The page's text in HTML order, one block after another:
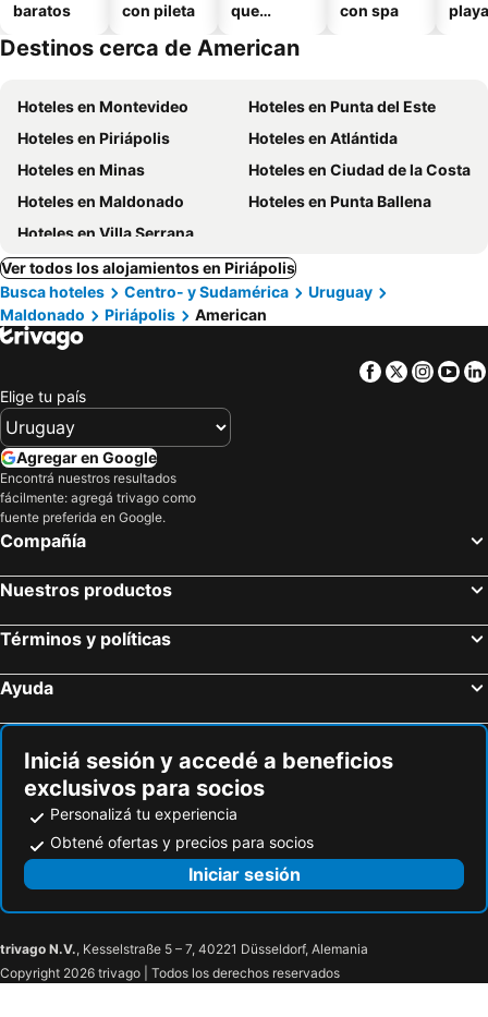
baratos
con pileta
que
mascotas
con spa
playa
Destinos cerca de American
Hoteles en Montevideo
Hoteles en Punta del Este
Hoteles en Piriápolis
Hoteles en Atlántida
Hoteles en Minas
Hoteles en Ciudad de la Costa
Hoteles en Maldonado
Hoteles en Punta Ballena
Hoteles en Villa Serrana
Ver todos los alojamientos en Piriápolis
Busca hoteles
Centro- y Sudamérica
Uruguay
Maldonado
Piriápolis American
Facebook
Twitter
Elige tu país
Agregar en Google
Encontrá nuestros resultados
fácilmente: agregá trivago como
fuente preferida en Google.
Compañía
Nuestros productos
Términos y políticas
Ayuda
Iniciá sesión y accedé a beneficios
exclusivos para socios
Personalizá tu experiencia
Obtené ofertas y precios para socios
Iniciar sesión
trivago N.V., Kesselstraße 5 – 7, 40221 Düsseldorf, Alemania
Copyright 2026 trivago | Todos los derechos reservados